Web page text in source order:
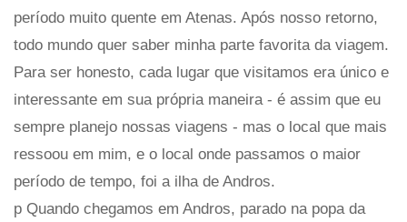
período muito quente em Atenas. Após nosso retorno,
todo mundo quer saber minha parte favorita da viagem.
Para ser honesto, cada lugar que visitamos era único e
interessante em sua própria maneira - é assim que eu
sempre planejo nossas viagens - mas o local que mais
ressoou em mim, e o local onde passamos o maior
período de tempo, foi a ilha de Andros.
p Quando chegamos em Andros, parado na popa da